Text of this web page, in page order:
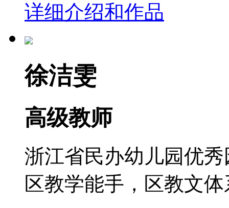
详细介绍和作品
徐洁雯
高级教师
浙江省民办幼儿园优
区教学能手，区教文